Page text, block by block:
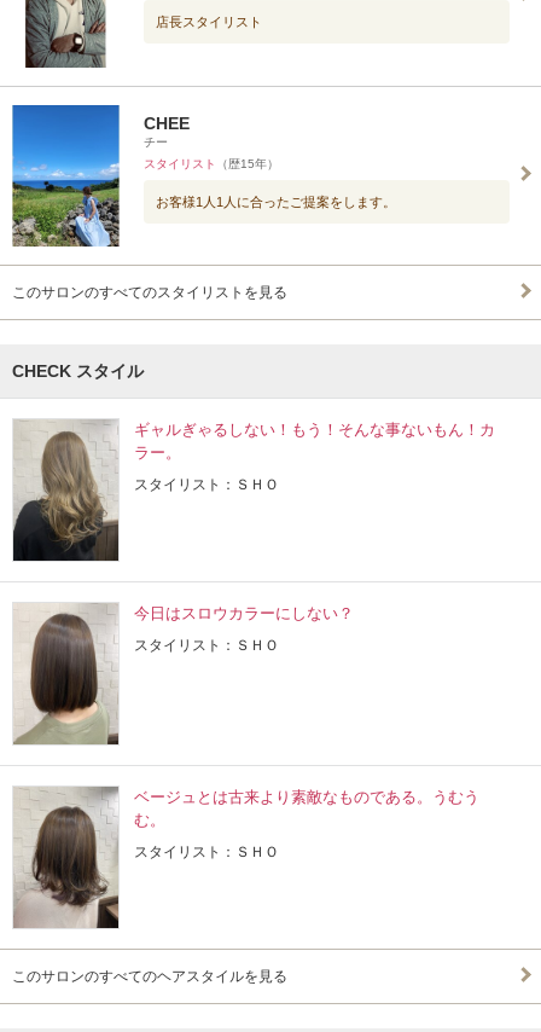
店長スタイリスト
CHEE
チー
スタイリスト
（歴15年）
お客様1人1人に合ったご提案をします。
このサロンのすべてのスタイリストを見る
CHECK スタイル
ギャルぎゃるしない！もう！そんな事ないもん！カ
ラー。
スタイリスト：ＳＨＯ
今日はスロウカラーにしない？
スタイリスト：ＳＨＯ
ベージュとは古来より素敵なものである。うむう
む。
スタイリスト：ＳＨＯ
このサロンのすべてのヘアスタイルを見る